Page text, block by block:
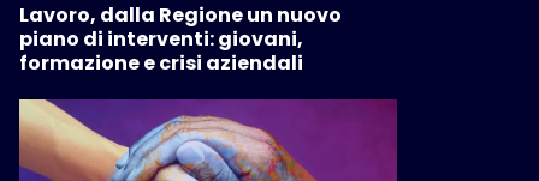
Lavoro, dalla Regione un nuovo
piano di interventi: giovani,
formazione e crisi aziendali